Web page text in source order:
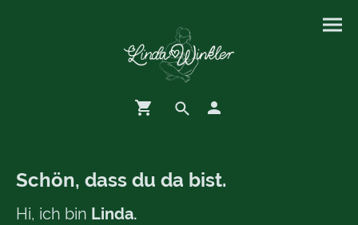
Schön, dass du da bist.
Hi, ich bin Linda.